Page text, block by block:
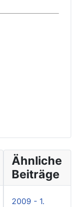
Ähnliche
Beiträge
2009 - 1.